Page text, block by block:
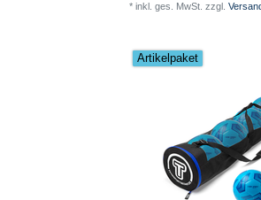
* inkl. ges. MwSt. zzgl.
Artikelpaket